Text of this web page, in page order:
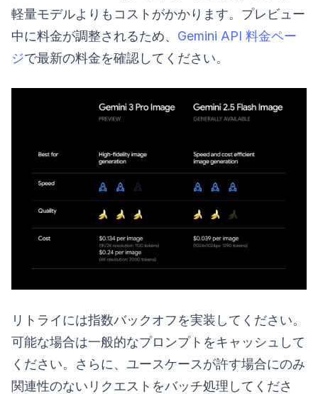
軽量モデルよりもコストがかかります。プレビュー
中に料金が調整されるため、 Gemini API 料金ペー
ジで最新の料金を確認してください。
リトライには指数バックオフを実装してください。
可能な場合は一般的なプロンプトをキャッシュして
ください。さらに、ユースケースが許す場合にのみ
関連性のないリクエストをバッチ処理してくださ